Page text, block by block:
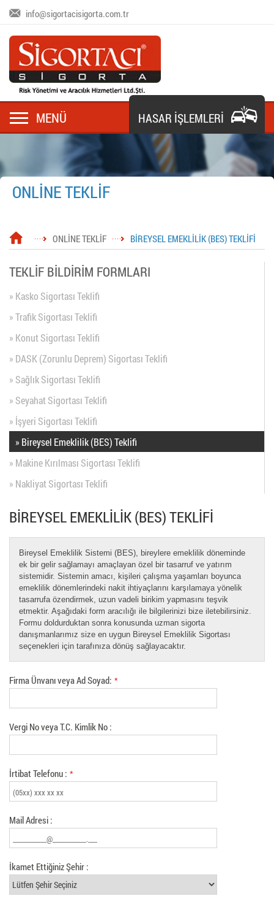
MENÜ
info@sigortacisigorta.com.tr
HASAR İŞLEMLERİ
ONLİNE TEKLİF
ONLİNE TEKLİF BİREYSEL EMEKLİLİK (BES) TEKLİFİ
TEKLİF BİLDİRİM FORMLARI
» Kasko Sigortası Teklifi
» Trafik Sigortası Teklifi
» Konut Sigortası Teklifi
» DASK (Zorunlu Deprem) Sigortası Teklifi
» Sağlık Sigortası Teklifi
» Seyahat Sigortası Teklifi
» İşyeri Sigortası Teklifi
» Bireysel Emeklilik (BES) Teklifi
» Makine Kırılması Sigortası Teklifi
» Nakliyat Sigortası Teklifi
BİREYSEL EMEKLİLİK (BES) TEKLİFİ
Bireysel Emeklilik Sistemi (BES), bireylere emeklilik döneminde
ek bir gelir sağlamayı amaçlayan özel bir tasarruf ve yatırım
sistemidir. Sistemin amacı, kişileri çalışma yaşamları boyunca
emeklilik dönemlerindeki nakit ihtiyaçlarını karşılamaya yönelik
tasarrufa özendirmek, uzun vadeli birikim yapmasını teşvik
etmektir. Aşağıdaki form aracılığı ile bilgilerinizi bize iletebilirsiniz.
Formu doldurduktan sonra konusunda uzman sigorta
danışmanlarımız size en uygun Bireysel Emeklilik Sigortası
seçenekleri için tarafınıza dönüş sağlayacaktır.
Firma Ünvanı veya Ad Soyad: *
Vergi No veya T.C. Kimlik No :
İrtibat Telefonu : *
Mail Adresi :
İkamet Ettiğiniz Şehir :